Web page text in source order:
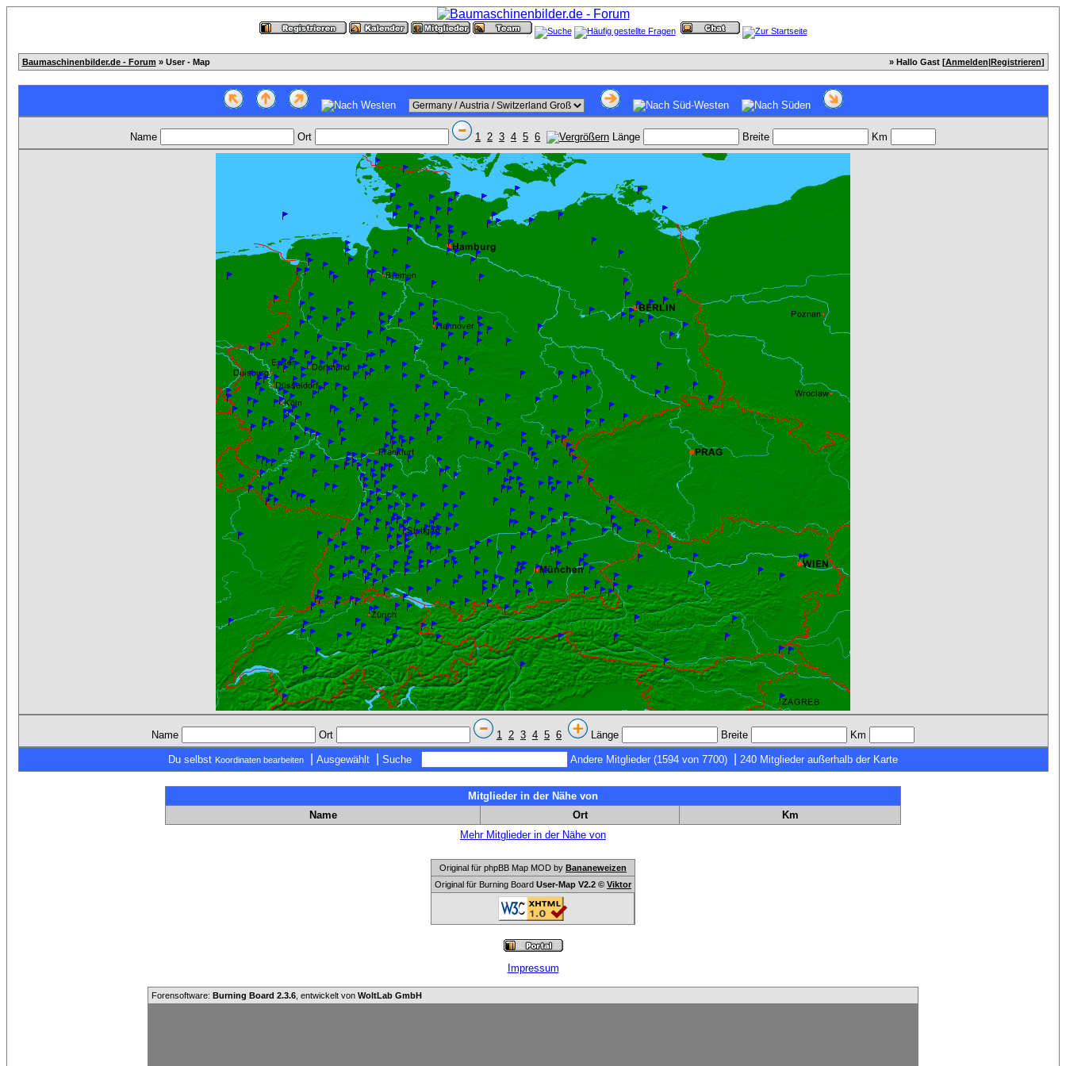
Baumaschinenbilder.de - Forum » User - Map » Hallo Gast [Anmelden|Registrieren]
Name Ort 1 2 3 4 5 6 Länge Breite Km
Name Ort 1 2 3 4 5 6 Länge Breite Km
Du selbst Koordinaten bearbeiten Ausgewählt Suche Andere Mitglieder (1594 von 7700) 240 Mitglieder außerhalb der Karte
Mitglieder in der Nähe von
Name
Ort
Km
Mehr Mitglieder in der Nähe von
Original für phpBB Map MOD by Bananeweizen
Original für Burning Board User-Map V2.2 © Viktor
Impressum
Forensoftware: Burning Board 2.3.6 , entwickelt von WoltLab GmbH